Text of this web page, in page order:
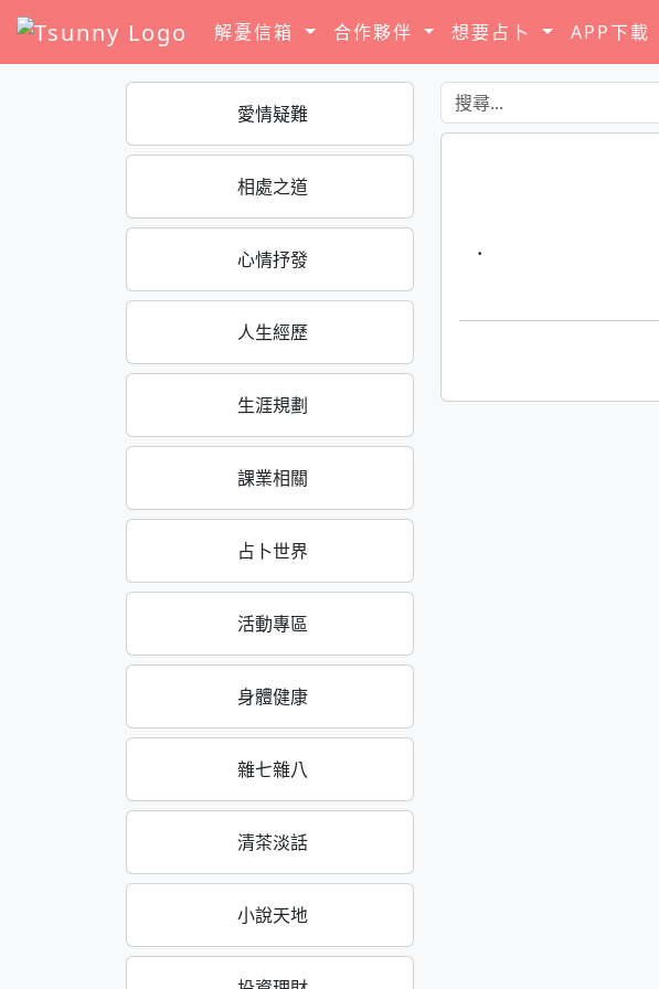
解憂信箱 合作夥伴 想要占卜 APP下載
愛情疑難
相處之道
心情抒發
人生經歷
生涯規劃
課業相關
占卜世界
活動專區
身體健康
雜七雜八
清茶淡話
小說天地
·